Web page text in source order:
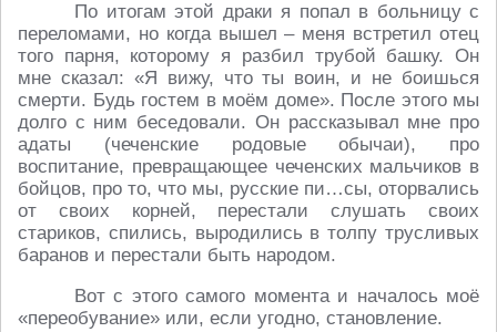
По итогам этой драки я попал в больницу с
переломами, но когда вышел – меня встретил отец
того парня, которому я разбил трубой башку. Он
мне сказал: «Я вижу, что ты воин, и не боишься
смерти. Будь гостем в моём доме». После этого мы
долго с ним беседовали. Он рассказывал мне про
адаты (чеченские родовые обычаи), про
воспитание, превращающее чеченских мальчиков в
бойцов, про то, что мы, русские пи…сы, оторвались
от своих корней, перестали слушать своих
стариков, спились, выродились в толпу трусливых
баранов и перестали быть народом.
Вот с этого самого момента и началось моё
«переобувание» или, если угодно, становление.